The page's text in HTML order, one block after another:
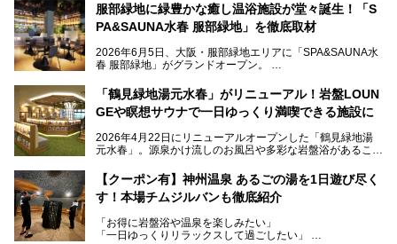
服部緑地に緑豊かな癒し温浴施設が堂々誕生！「S
PA&SAUNA水春 服部緑地」を徹底取材
2026年6月5日、大阪・服部緑地エリアに「SPA&SAUNA水
春 服部緑地」がグランドオープン。
当初の計画から約5年の時を経て誕生した本施設は、温泉・
サウナ・岩盤浴・フィットネス・ラウンジ・レストランなど
を融合した、これまでの“水春”のイメージをさらに進化させ
今回はオープン前の内覧会に参加し、館内のこだわりポイン
サウナー注目の3種のサウナや160cmの深水風呂、没入感の
高い岩盤浴エリア、日本最大の台数を誇る最新AIフィットネ
スマシンなど、見どころ満載の館内を詳しくご紹介します。
「鶴見緑地湯元水春」がリニューアル！岩盤LOUN
GEや瞑想サウナで一日ゆっくり満喫できる施設に
2026年4月22日にリニューアルオープンした「鶴見緑地湯
元水春」。源泉かけ流しのお風呂や多彩な岩盤浴があること
に“一日中くつろげる場所”としてパワーアップしています。
今回のリニューアルでは、新たに登場した瞑想サウナをはじ
見どころが盛りだくさん。日常の疲れを癒やしたい方はもち
ろん、休日にゆったり過ごしたい方にもぴったりの内容とな
【クーポン有】神州温泉 あるごの湯を1日遊び尽く
す！本場チムジルバンも徹底紹介
「お得に岩盤浴や温泉を楽しみたい」
「一日ゆっくりリラックスして過ごしたい」